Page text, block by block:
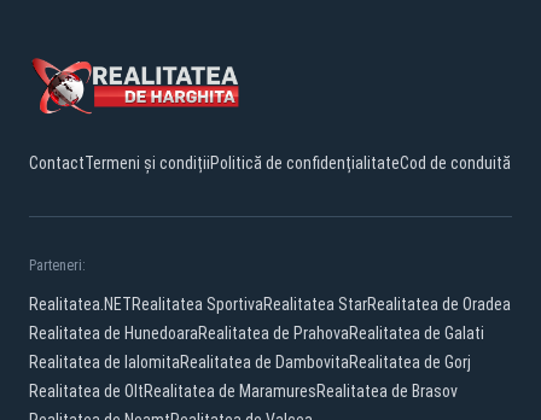
ContactTermeni și condițiiPolitică de confidențialitateCod de conduită
Parteneri:
Realitatea.NETRealitatea SportivaRealitatea StarRealitatea de Oradea
Realitatea de HunedoaraRealitatea de PrahovaRealitatea de Galati
Realitatea de IalomitaRealitatea de DambovitaRealitatea de Gorj
Realitatea de OltRealitatea de MaramuresRealitatea de Brasov